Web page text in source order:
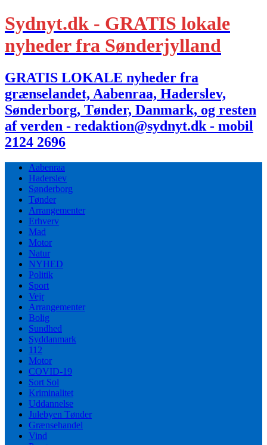
Sydnyt.dk - GRATIS lokale
nyheder fra Sønderjylland
GRATIS LOKALE nyheder fra
grænselandet, Aabenraa, Haderslev,
Sønderborg, Tønder, Danmark, og resten
af verden - redaktion@sydnyt.dk - mobil
2124 2696
Aabenraa
Haderslev
Sønderborg
Tønder
Arrangementer
Erhverv
Mad
Motor
Natur
NYHED
Politik
Sport
Vejr
Arrangementer
Bolig
Sundhed
Syddanmark
112
Motor
COVID-19
Sort Sol
Kriminalitet
Uddannelse
Julebyen Tønder
Grænsehandel
Vind